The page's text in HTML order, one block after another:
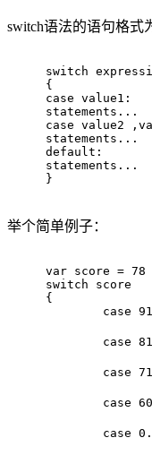
switch语法的语句格式
switch
{
case value1:
statements...
case value2
statements...
default :
statements...
}
举个简单例子：
var score = 78
switch score
{
case 91
case 81
case 71
case 60
case 0